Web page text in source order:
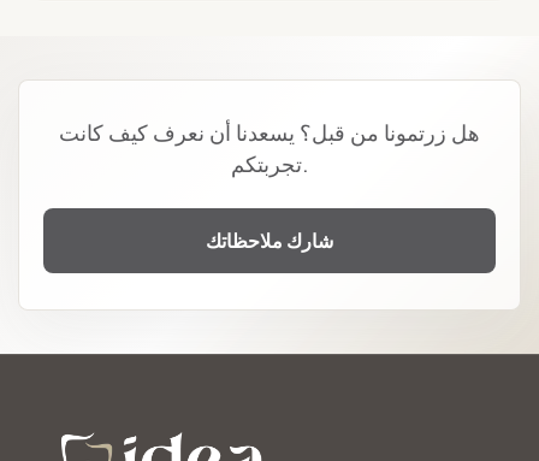
هل زرتمونا من قبل؟ يسعدنا أن نعرف كيف كانت
تجربتكم.
شارك ملاحظاتك